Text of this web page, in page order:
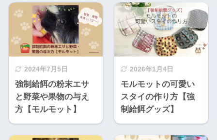
2024年7月5日
強制給餌の粉末エサ
と野菜や果物の与え
方【モルモット】
2026年1月4日
モルモットの可愛い
スタイの作り方【強
制給餌グッズ】